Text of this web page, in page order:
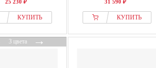
25 230 ₽
КУПИТЬ
31 590 ₽
КУПИТЬ
3 цвета→